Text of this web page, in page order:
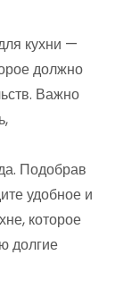
кухни —
должно
Важно
Подобрав
удобное и
которое
долгие